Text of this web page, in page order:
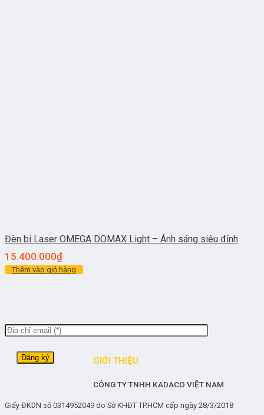
Đèn bi Laser OMEGA DOMAX Light – Ánh sáng siêu đỉnh
15.400.000₫
Thêm vào giỏ hàng
GIỚI THIỆU
CÔNG TY TNHH KADACO VIỆT NAM
Giấy ĐKDN số 0314952049 do Sở KHĐT TP.HCM cấp ngày 28/3/2018